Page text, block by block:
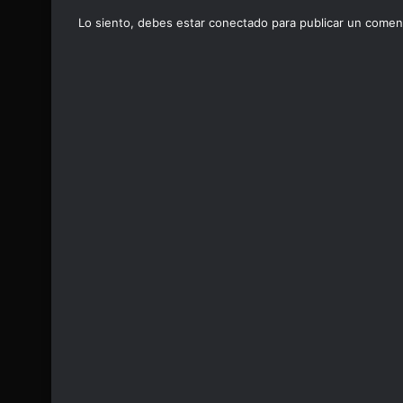
Lo siento, debes estar conectado para publicar un